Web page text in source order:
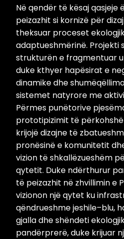
Në qendër të kësaj qasjeje
peizazhit si kornizë për
theksuar proceset
adaptueshmërinë. Projekti
strukturën e fragmentuar
duke kthyer hapësirat e
dinamike dhe
sistemet natyrore me
Përmes punëtorive
prototipizimit të
krijojë dizajne të
pronësinë e komunitetit
vizion të shkallëzueshëm
qytetit. Duke ndërthurur
të peizazhit në zhvillimin e
vizionon një qytet ku
qëndrueshme jeshile–blu,
gjalla dhe shëndeti
pandërprerë, duke krijuar